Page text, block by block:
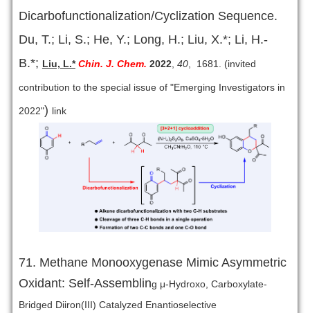
Dicarbofunctionalization/Cyclization Sequence.
Du, T.; Li, S.; He, Y.; Long, H.; Liu, X.*; Li, H.-
B.*; Liu, L.* Chin. J. Chem. 2022, 40, 1681 . (invited
contribution to the special issue of "Emerging Investigators in
2022") link
71. Methane Monooxygenase Mimic Asymmetric
Oxidant: Self-Assembling μ-Hydroxo, Carboxylate-
Bridged Diiron(III) Catalyzed Enantioselective